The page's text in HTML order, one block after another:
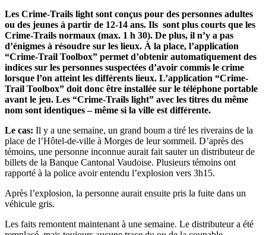
Les Crime-Trails light sont conçus pour des personnes adultes
ou des jeunes à partir de 12-14 ans. Ils sont plus courts que les
Crime-Trails normaux (max. 1 h 30). De plus, il n’y a pas
d’énigmes à résoudre sur les lieux. À la place, l’application
“Crime-Trail Toolbox” permet d’obtenir automatiquement des
indices sur les personnes suspectées d’avoir commis le crime
lorsque l’on atteint les différents lieux. L’application “Crime-
Trail Toolbox” doit donc être installée sur le téléphone portable
avant le jeu. Les “Crime-Trails light” avec les titres du même
nom sont identiques – même si la ville est différente.
Le cas: Il y a une semaine, un grand boum a tiré les riverains de la
place de l’Hôtel-de-ville à Morges de leur sommeil. D’après des
témoins, une personne inconnue aurait fait sauter un distributeur de
billets de la Banque Cantonal Vaudoise. Plusieurs témoins ont
rapporté à la police avoir entendu l’explosion vers 3h15.
Après l’explosion, la personne aurait ensuite pris la fuite dans un
véhicule gris.
Les faits remontent maintenant à une semaine. Le distributeur a été